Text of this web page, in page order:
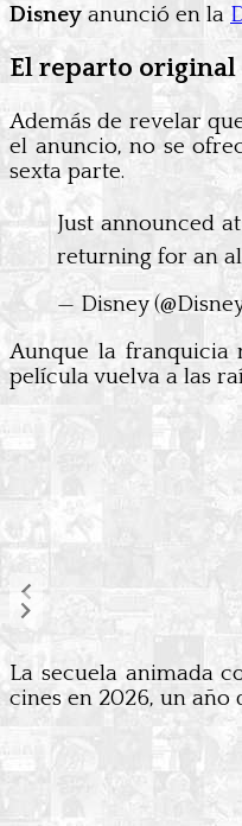
Disney anunció en la
El reparto original
Además de revelar
el anuncio, no se
sexta parte.
Just announced at
returning for an
— Disney
Aunque la franquicia
película vuelva a las
La secuela animada
cines en 2026, un